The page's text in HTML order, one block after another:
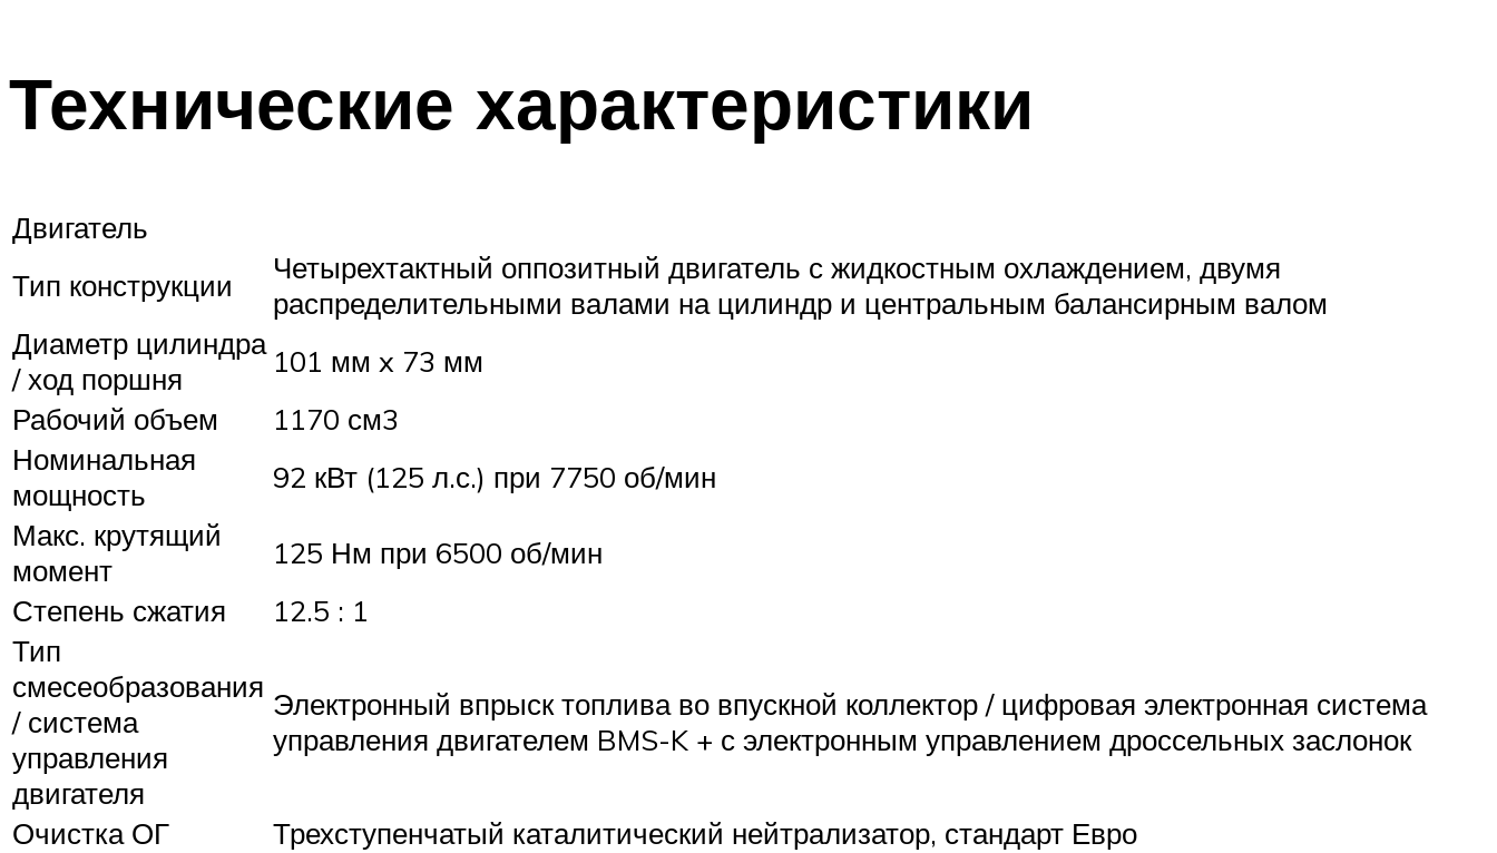
Технические характеристики
Двигатель
Тип конструкции
Четырехтактный оппозитный двигатель с жидкостным охлаждением, двумя
распределительными валами на цилиндр и центральным балансирным валом
Диаметр цилиндра
/ ход поршня
101 мм x 73 мм
Рабочий объем
1170 см3
Номинальная
мощность
92 кВт (125 л.с.) при 7750 об/мин
Макс. крутящий
момент
125 Нм при 6500 об/мин
Степень сжатия
12.5 : 1
Тип
смесеобразования
/ система
управления
двигателя
Электронный впрыск топлива во впускной коллектор / цифровая электронная система
управления двигателем BMS-K + с электронным управлением дроссельных заслонок
Очистка ОГ
Трехступенчатый каталитический нейтрализатор, стандарт Евро